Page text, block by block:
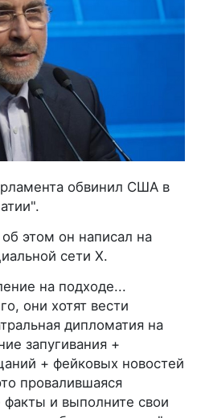
обвинил США в
об этом он написал на
сети X.
на подходе...
они хотят вести
дипломатия на
запугивания +
+ фейковых новостей
провалившаяся
факты и выполните свои